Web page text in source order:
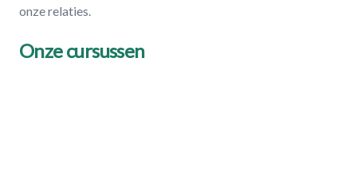
onze relaties.
Onze cursussen